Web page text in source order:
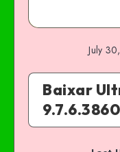
July
Baixar